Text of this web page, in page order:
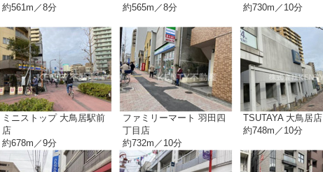
約561m／8分
約565m／8分
約730m／10分
ミニストップ 大鳥居駅前
店
約678m／9分
ファミリーマート 羽田四
丁目店
約732m／10分
TSUTAYA 大鳥居店
約748m／10分